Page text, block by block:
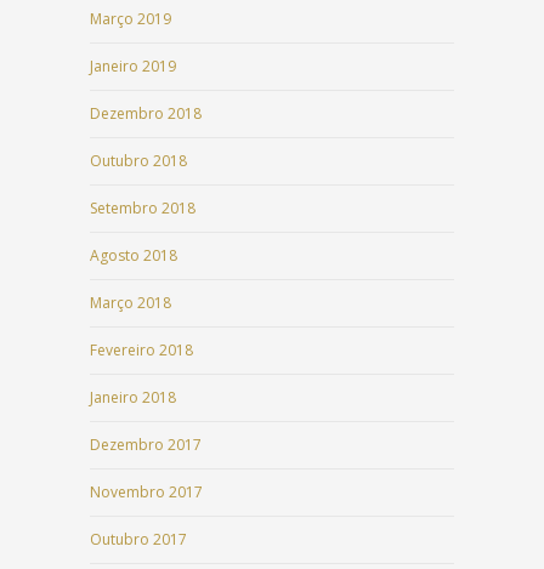
Março 2019
Janeiro 2019
Dezembro 2018
Outubro 2018
Setembro 2018
Agosto 2018
Março 2018
Fevereiro 2018
Janeiro 2018
Dezembro 2017
Novembro 2017
Outubro 2017